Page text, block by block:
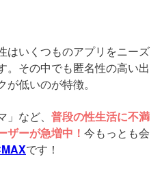
はいくつものアプリをニーズ
。その中でも匿名性の高い出
低いのが特徴。
など、 普段の性生活に不満
ザーが急増中！ 今もっとも会
です！